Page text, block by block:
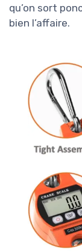
qu’on sort
bien l’affaire.